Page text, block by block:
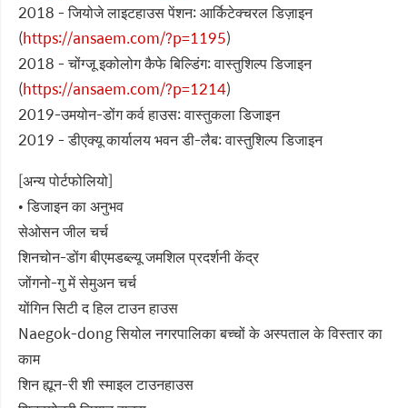
2018 - जियोजे लाइटहाउस पेंशन: आर्किटेक्चरल डिज़ाइन
(https://ansaem.com/?p=1195)
2018 - चोंग्जू इकोलोग कैफे बिल्डिंग: वास्तुशिल्प डिजाइन
(https://ansaem.com/?p=1214)
2019-उमयोन-डोंग कर्व हाउस: वास्तुकला डिजाइन
2019 - डीएक्यू कार्यालय भवन डी-लैब: वास्तुशिल्प डिजाइन
[अन्य पोर्टफोलियो]
• डिजाइन का अनुभव
सेओसन जील चर्च
शिनचोन-डोंग बीएमडब्ल्यू जमशिल प्रदर्शनी केंद्र
जोंगनो-गु में सेमुअन चर्च
योंगिन सिटी द हिल टाउन हाउस
Naegok-dong सियोल नगरपालिका बच्चों के अस्पताल के विस्तार का
काम
शिन ह्यून-री शी स्माइल टाउनहाउस